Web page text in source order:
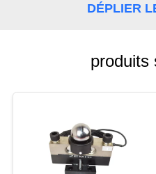
POLICY
DÉPLIER
produits